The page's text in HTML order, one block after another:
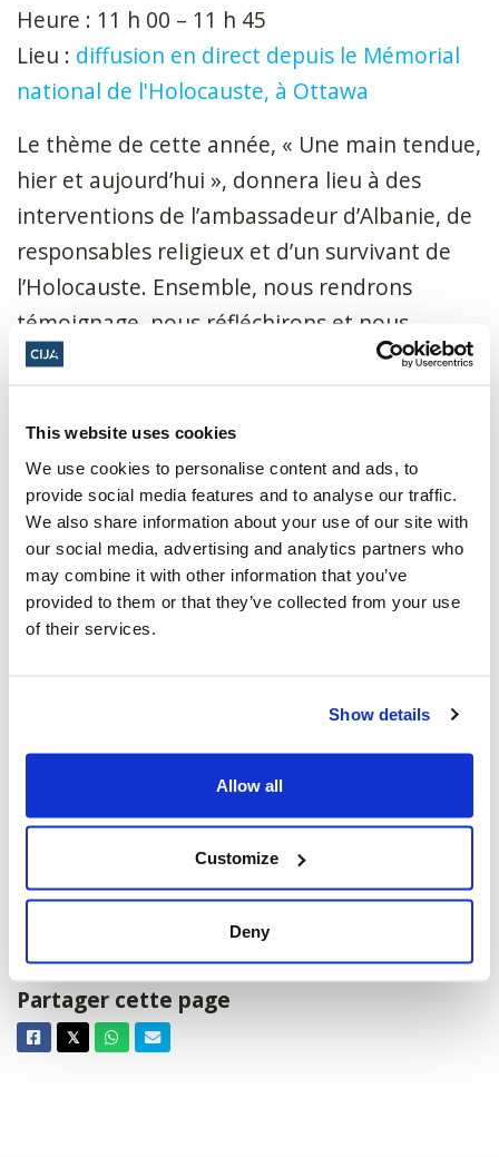
This website uses cookies
We use cookies to personalise content and ads, to
provide social media features and to analyse our traffic.
We also share information about your use of our site with
our social media, advertising and analytics partners who
may combine it with other information that you’ve
provided to them or that they’ve collected from your use
of their services.
Show details
Allow all
Customize
Deny
Heure : 11 h 00 – 11 h 45
Lieu : diffusion en direct depuis le Mémorial
national de l'Holocauste, à Ottawa
Le thème de cette année, « Une main tendue,
hier et aujourd’hui », donnera lieu à des
interventions de l’ambassadeur d’Albanie, de
responsables religieux et d’un survivant de
l’Holocauste. Ensemble, nous rendrons
témoignage, nous réfléchirons et nous
réaffirmerons notre engagement commun en
prévention de la haine sous toutes ses
formes.
14 avril 2026, de 11 h à 12 h (heure de
l'Est)
Diffusion en direct depuis le Mémorial
national de l'Holocauste
Yom HaShoah 2026
Partager cette page
Facebook
𝕏TwitterWhatsappCourriel